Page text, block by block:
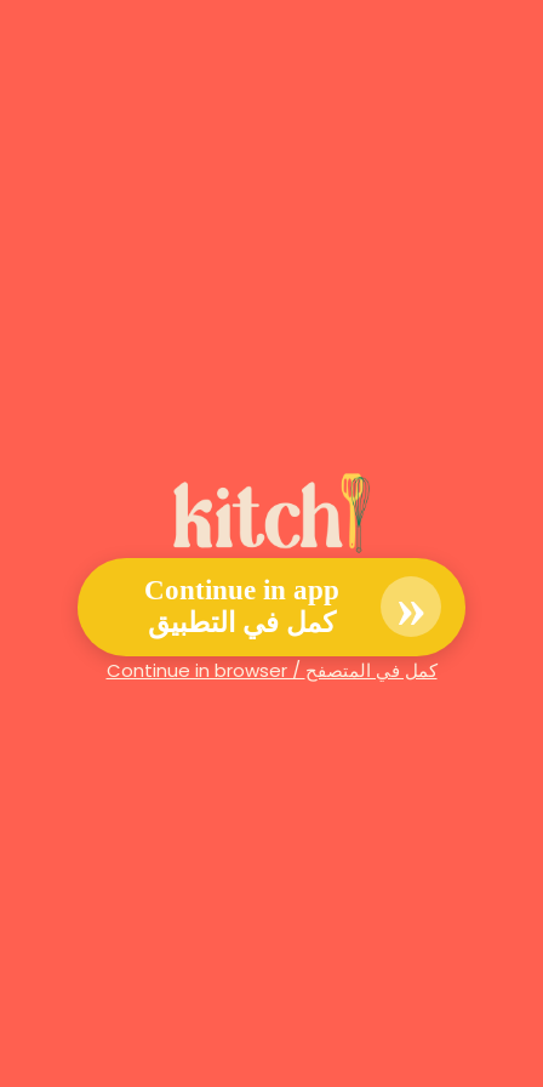
Continue in app
كمل في التطبيق
»
Continue in browser / كمل في المتصفح